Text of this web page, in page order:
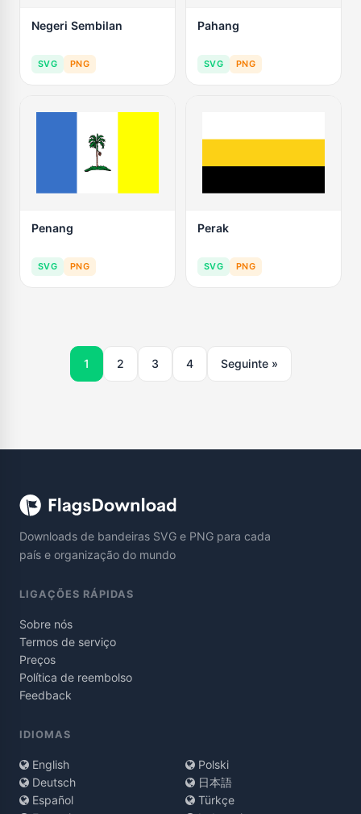
Negeri Sembilan
SVG PNG
Pahang
SVG PNG
Penang
SVG PNG
Perak
SVG PNG
1 2 3 4 Seguinte »
Downloads de bandeiras SVG e PNG para cada
país e organização do mundo
LIGAÇÕES RÁPIDAS
Sobre nós
Termos de serviço
Preços
Política de reembolso
Feedback
IDIOMAS
English
Deutsch
Español
Polski
日本語
Türkçe